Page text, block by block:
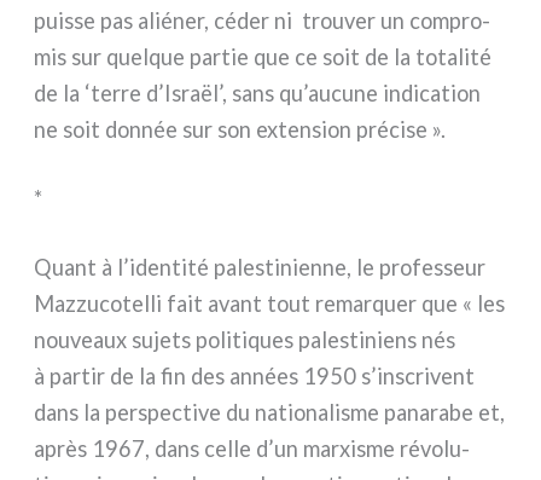
puis­se pas alié­ner, céder ni trou­ver un com­pro­
mis sur quel­que par­tie que ce soit de la tota­li­té
de la ‘ter­re d’Israël’, sans qu’aucune indi­ca­tion
ne soit don­née sur son exten­sion pré­ci­se ».
*
Quant à l’identité pale­sti­nien­ne, le pro­fes­seur
Mazzucotelli fait avant tout remar­quer que « les
nou­veaux suje­ts poli­ti­ques pale­sti­niens nés
à par­tir de la fin des années 1950 s’inscrivent
dans la per­spec­ti­ve du natio­na­li­sme pana­ra­be et,
après 1967, dans cel­le d’un mar­xi­sme révo­lu­